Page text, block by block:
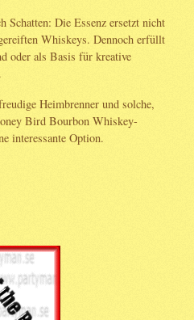
Die Essenz ersetzt nicht
Whiskeys. Dennoch erfüllt
oder als Basis für kreative
Heimbrenner und solche,
Bird Bourbon Whiskey-
interessante Option.